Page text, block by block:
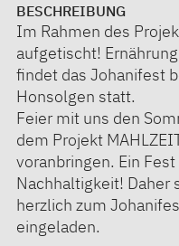
BESCHREIBUNG
Im Rahmen des
aufgetischt!
findet das Johanifest
Honsolgen statt.
Feier mit uns den
dem Projekt
voranbringen. Ein
Nachhaltigkeit! Daher
herzlich zum
eingeladen.